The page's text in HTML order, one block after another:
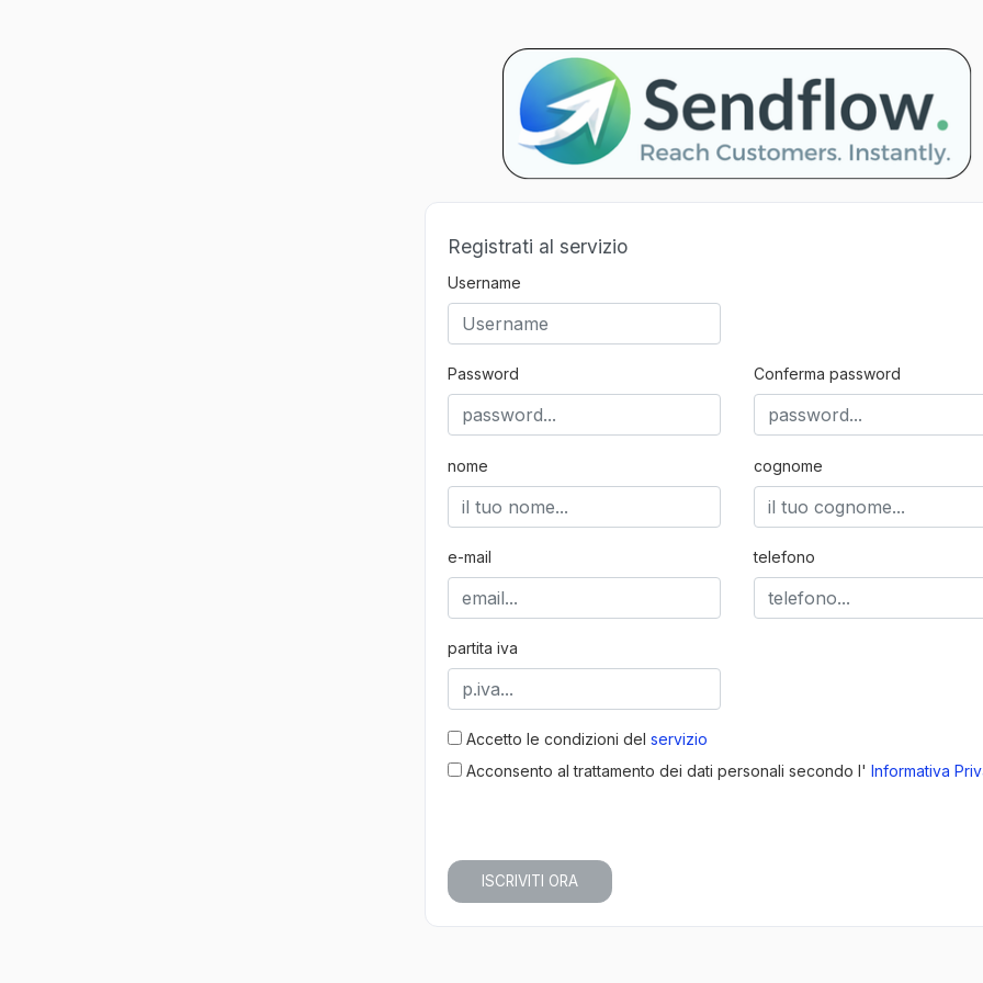
Registrati al servizio
Username
Password Conferma password
nome cognome
e-mail telefono
partita iva
Accetto le condizioni del servizio
Acconsento al trattamento dei dati personali secondo l' Informativa
ISCRIVITI ORA